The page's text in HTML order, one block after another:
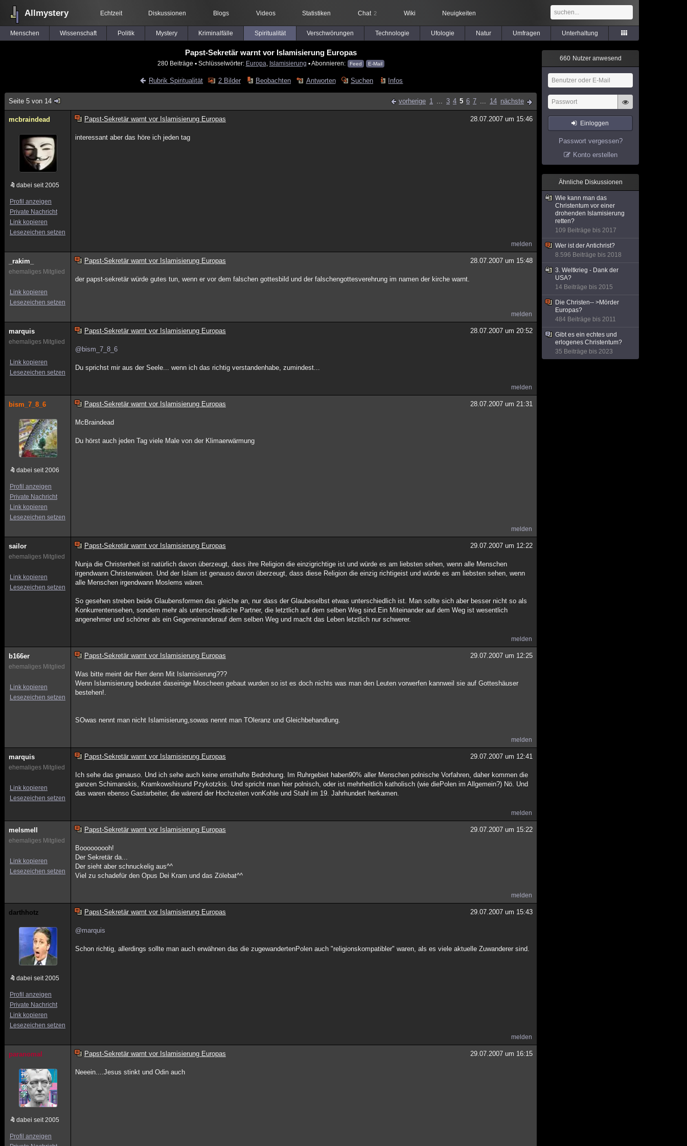
Allmystery Echtzeit Diskussionen Blogs Videos Statistiken Chat 2 Wiki Neuigkeiten
Menschen Wissenschaft Politik Mystery Kriminalfälle Spiritualität Verschwörungen Technologie Ufologie Natur Umfragen Unterhaltung
Papst-Sekretär warnt vor Islamisierung Europas
280 Beiträge ▪ Schlüsselwörter: Europa Islamisierung ▪ Abonnieren: Feed E-Mail
Rubrik Spiritualität 2 Bilder Beobachten Antworten Suchen Infos
Seite 5 von 14 vorherige 1 ... 3 4 5 6 7 ... 14 nächste
mcbraindead
dabei seit 2005
Profil anzeigen
Private Nachricht
Link kopieren
Lesezeichen setzen
Papst-Sekretär warnt vor Islamisierung Europas 28.07.2007 um 15:46
interessant aber das höre ich jeden tag
melden
_rakim_
ehemaliges Mitglied
Link kopieren
Lesezeichen setzen
Papst-Sekretär warnt vor Islamisierung Europas 28.07.2007 um 15:48
der papst-sekretär würde gutes tun, wenn er vor dem falschen gottesbild und der falschengottesverehrung im namen der kirche warnt.
melden
marquis
ehemaliges Mitglied
Link kopieren
Lesezeichen setzen
Papst-Sekretär warnt vor Islamisierung Europas 28.07.2007 um 20:52
@bism_7_8_6
Du sprichst mir aus der Seele... wenn ich das richtig verstandenhabe, zumindest...
melden
bism_7_8_6
dabei seit 2006
Profil anzeigen
Private Nachricht
Link kopieren
Lesezeichen setzen
Papst-Sekretär warnt vor Islamisierung Europas 28.07.2007 um 21:31
McBraindead
Du hörst auch jeden Tag viele Male von der Klimaerwärmung
melden
sailor
ehemaliges Mitglied
Link kopieren
Lesezeichen setzen
Papst-Sekretär warnt vor Islamisierung Europas 29.07.2007 um 12:22
Nunja die Christenheit ist natürlich davon überzeugt, dass ihre Religion die einzigrichtige ist und würde es am liebsten sehen, wenn alle Menschen
irgendwann Christenwären. Und der Islam ist genauso davon überzeugt, dass diese Religion die einzig richtigeist und würde es am liebsten sehen, wenn
alle Menschen irgendwann Moslems wären.
So gesehen streben beide Glaubensformen das gleiche an, nur dass der Glaubeselbst etwas unterschiedlich ist. Man sollte sich aber besser nicht so als
Konkurrentensehen, sondern mehr als unterschiedliche Partner, die letztlich auf dem selben Weg sind.Ein Miteinander auf dem Weg ist wesentlich
angenehmer und schöner als ein Gegeneinanderauf dem selben Weg und macht das Leben letztlich nur schwerer.
melden
b166er
ehemaliges Mitglied
Link kopieren
Lesezeichen setzen
Papst-Sekretär warnt vor Islamisierung Europas 29.07.2007 um 12:25
Was bitte meint der Herr denn Mit Islamisierung???
Wenn Islamisierung bedeutet daseinige Moscheen gebaut wurden so ist es doch nichts was man den Leuten vorwerfen kannweil sie auf Gotteshäuser
bestehen!.
SOwas nennt man nicht Islamisierung,sowas nennt man TOleranz und Gleichbehandlung.
melden
marquis
ehemaliges Mitglied
Link kopieren
Lesezeichen setzen
Papst-Sekretär warnt vor Islamisierung Europas 29.07.2007 um 12:41
Ich sehe das genauso. Und ich sehe auch keine ernsthafte Bedrohung. Im Ruhrgebiet haben90% aller Menschen polnische Vorfahren, daher kommen die
ganzen Schimanskis, Kramkowshisund Pzykotzkis. Und spricht man hier polnisch, oder ist mehrheitlich katholisch (wie diePolen im Allgemein?) Nö. Und
das waren ebenso Gastarbeiter, die wärend der Hochzeiten vonKohle und Stahl im 19. Jahrhundert herkamen.
melden
melsmell
ehemaliges Mitglied
Link kopieren
Lesezeichen setzen
Papst-Sekretär warnt vor Islamisierung Europas 29.07.2007 um 15:22
Booooooooh!
Der Sekretär da...
Der sieht aber schnuckelig aus^^
Viel zu schadefür den Opus Dei Kram und das Zölebat^^
melden
darthhotz
dabei seit 2005
Profil anzeigen
Private Nachricht
Link kopieren
Lesezeichen setzen
Papst-Sekretär warnt vor Islamisierung Europas 29.07.2007 um 15:43
@marquis
Schon richtig, allerdings sollte man auch erwähnen das die zugewandertenPolen auch "religionskompatibler" waren, als es viele aktuelle Zuwanderer sind.
melden
paranomal
dabei seit 2005
Profil anzeigen
Papst-Sekretär warnt vor Islamisierung Europas 29.07.2007 um 16:15
Neeein....Jesus stinkt und Odin auch
660 Nutzer anwesend
Einloggen
Passwort vergessen?
Konto erstellen
Ähnliche Diskussionen
Wie kann man das
Christentum vor einer
drohenden Islamisierung
retten?
109 Beiträge bis 2017
Wer ist der Antichrist?
8.596 Beiträge bis 2018
3. Weltkrieg - Dank der
USA?
14 Beiträge bis 2015
Die Christen-- >Mörder
Europas?
484 Beiträge bis 2011
Gibt es ein echtes und
erlogenes Christentum?
35 Beiträge bis 2023